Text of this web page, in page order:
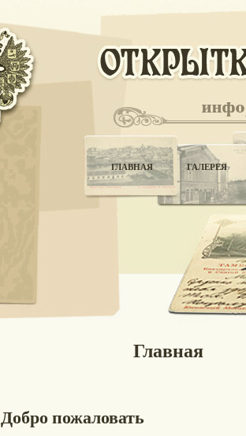
ГЛАВНАЯ ГАЛЕРЕЯ
Главная
Добро пожаловать